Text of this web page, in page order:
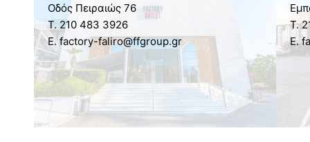
Οδός Πειραιώς 76
Τ. 210 483 3926
E. factory-faliro@ffgroup.gr
Τ.
E.